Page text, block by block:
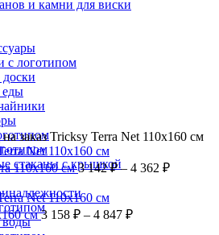
и камни для виски
с логотипом
еды
стаканы с крышкой
воды
заказ Tricksy Terra Net 110х160 см
110х160 см3 142₽– 4 362 ₽
см3 158 ₽ – 4 847 ₽